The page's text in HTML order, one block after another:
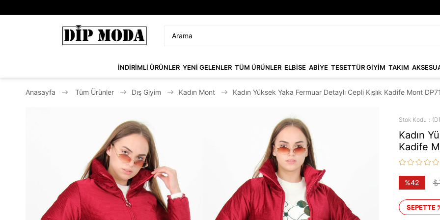
İNDİRİMLİ ÜRÜNLER YENİ GELENLER TÜM ÜRÜNLER ELBİSE ABİYE TESETTÜR GİYİM TAKIM
Anasayfa Tüm Ürünler Dış Giyim Kadın Mont Kadın Yüksek Yaka Fermuar Detaylı Cepli Kışlık Kadife Mont
Stok Kodu
Kadın
Kadife
%42
SEPETTE